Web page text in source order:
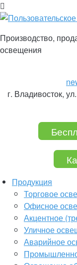
Производство,
освещения
г. Владивосток,
Продукция
Торговое
Офисное
Акцентное
Уличное
Аварийное